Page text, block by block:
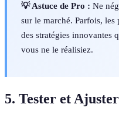
💡 Astuce de Pro : Ne
sur le marché. Parfois, les
des stratégies innovantes
vous ne le réalisiez.
5. Tester et Ajuster